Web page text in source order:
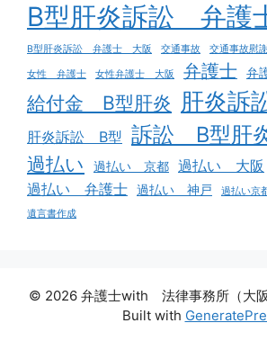
B型肝炎訴訟 弁護
B型肝炎訴訟 弁護士 大阪 交通事故 交通事故慰
女性 弁護士 女性弁護士 大阪 弁護士 弁
給付金 B型肝炎 肝炎訴
肝炎訴訟 B型 訴訟 B型肝
過払い 過払い 京都
過払い 大阪
過払い 弁護士
過払い 神戸 過払い京
遺言書作成
© 2026 弁護士with 法律事務所（大阪
Built with